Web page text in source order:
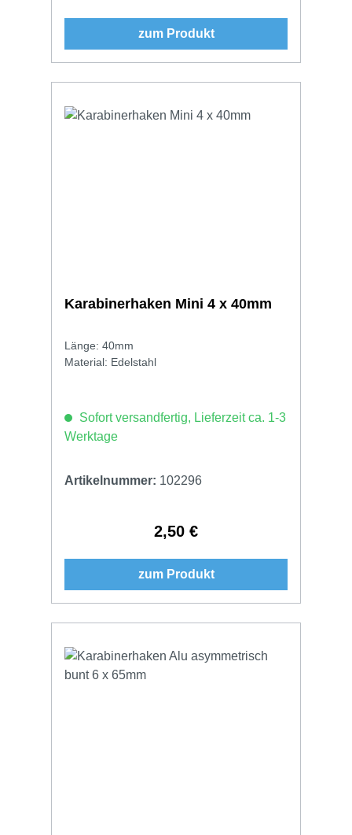
zum Produkt
Karabinerhaken Mini 4 x 40mm
Länge: 40mm
Material: Edelstahl
Sofort versandfertig, Lieferzeit ca. 1-3
Werktage
Artikelnummer: 102296
Regulärer Preis:
2,50 €
zum Produkt